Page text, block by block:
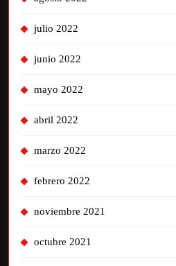
julio 2022
junio 2022
mayo 2022
abril 2022
marzo 2022
febrero 2022
noviembre 2021
octubre 2021